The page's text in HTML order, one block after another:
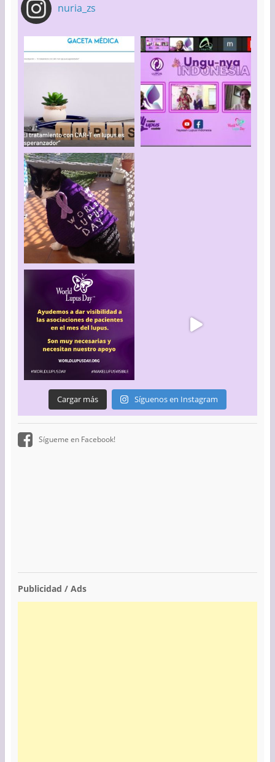
nuria_zs
Cargar más Síguenos en Instagram
Sígueme en Facebook!
Publicidad / Ads